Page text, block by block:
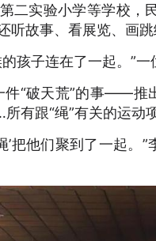
二实验小学等学校，
听故事、看展览、画
孩子连在了一起。”
“破天荒”的事——推
有跟“绳”有关的运动
’把他们聚到了一起。